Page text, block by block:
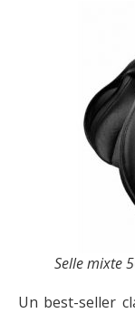
Selle mixte
Un best-seller